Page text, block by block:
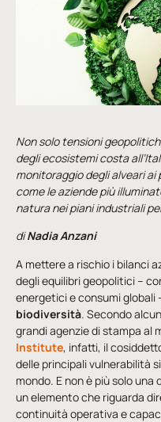
Non solo tensioni
degli ecosistemi costa
monitoraggiodegli alveariai
come le aziende più
natura nei piani industriali
diNadia Anzani
A mettere a rischio i bilanci
degli equilibri geopolitici –
energetici e consumi globali
biodiversità. Secondo
grandi agenzie di stampa al
Institute, infatti, il
delle principali vulnerabilità
mondo. E non è più solo
un elemento che riguarda
continuità operativa e